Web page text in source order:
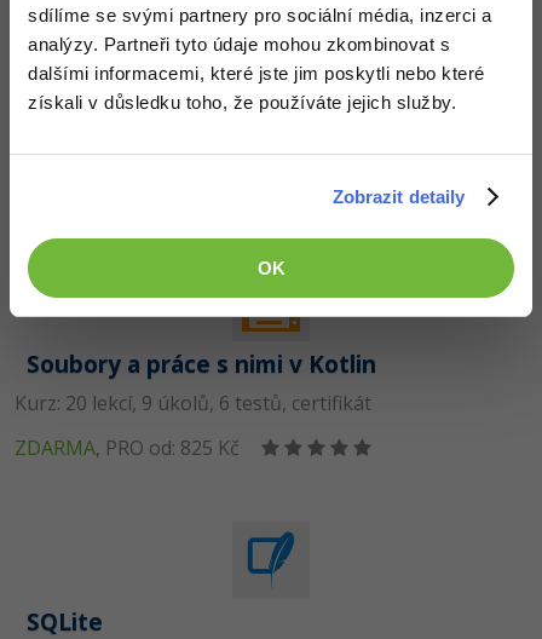
sdílíme se svými partnery pro sociální média, inzerci a
analýzy. Partneři tyto údaje mohou zkombinovat s
dalšími informacemi, které jste jim poskytli nebo které
získali v důsledku toho, že používáte jejich služby.
Zobrazit detaily
OK
-80%
Kolekce v Kotlin
Soubory a práce s nimi v Kotlin
Kurz: 20 lekcí, 9 úkolů, 6 testů, certifikát
ZDARMA, PRO od: 825 Kč
SQLite